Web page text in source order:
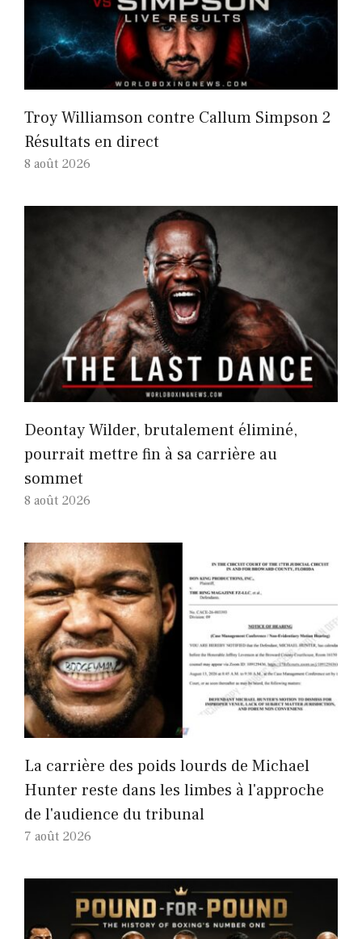
Troy Williamson contre Callum Simpson 2
Résultats en direct
8 août 2026
Deontay Wilder, brutalement éliminé,
pourrait mettre fin à sa carrière au
sommet
8 août 2026
La carrière des poids lourds de Michael
Hunter reste dans les limbes à l'approche
de l'audience du tribunal
7 août 2026